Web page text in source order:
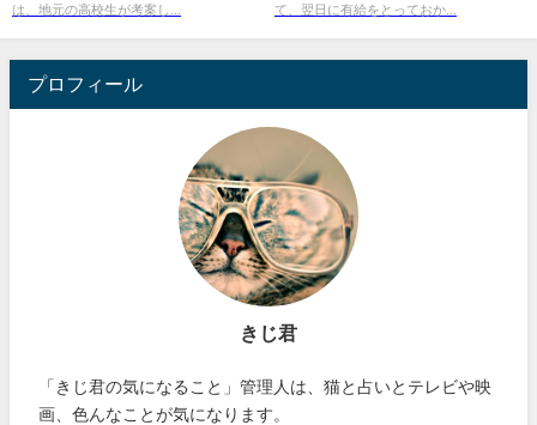
は、地元の高校生が考案し...
て、翌日に有給をとっておか...
プロフィール
きじ君
「きじ君の気になること」管理人は、猫と占いとテレビや映
画、色んなことが気になります。